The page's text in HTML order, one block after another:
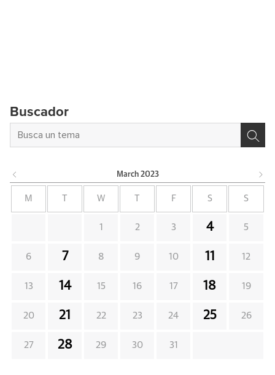
Buscador
March 2023
M W F S S
1 2 3 4 5
6 7 8 9 10 11 12
13 14 15 16 17 18 19
20 21 22 23 24 25 26
27 28 29 30 31